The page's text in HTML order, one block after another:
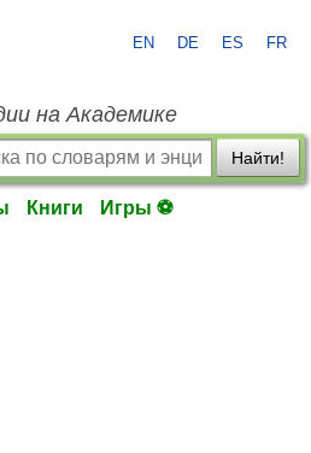
EN DE ES FR
на Академике
Найти!
Книги Игры ⚽